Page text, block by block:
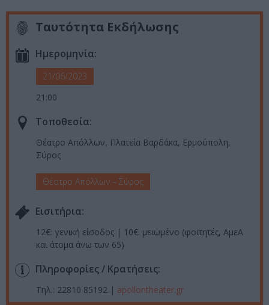
Ταυτότητα Εκδήλωσης
Ημερομηνία:
21/06/2023
21:00
Τοποθεσία:
Θέατρο Απόλλων, Πλατεία Βαρδάκα, Ερμούπολη,
Σύρος
Θέατρο Απόλλων – Σύρος
Eισιτήρια:
12€: γενική είσοδος | 10€: μειωμένο (φοιτητές, ΑμεΑ
και άτομα άνω των 65)
Πληροφορίες / Κρατήσεις:
Τηλ.: 22810 85192 | apollontheater.gr